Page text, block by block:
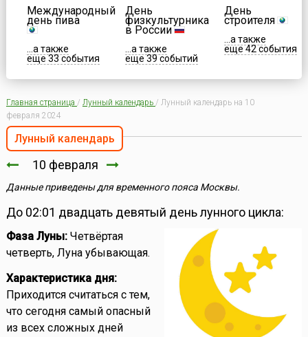
Международный
день пива
...а также
еще 33 события
День
физкультурника
в России
...а также
еще 39 событий
День
строителя
...а также
еще 42 события
Главная страница / Лунный календарь / Лунный календарь на 10
февраля 2024
Лунный календарь
10 февраля
Данные приведены для временного пояса Москвы.
До 02:01 двадцать девятый день лунного цикла:
Фаза Луны:Четвёртая
четверть, Луна убывающая.
Характеристика дня:
Приходится считаться с тем,
что сегодня самый опасный
из всех сложных дней